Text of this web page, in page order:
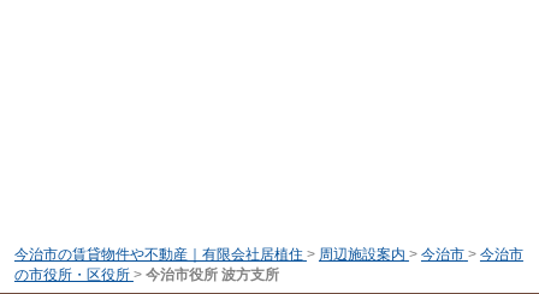
今治市の賃貸物件や不動産｜有限会社居植住 > 周辺施設案内 > 今治市 > 今治市
の市役所・区役所 > 今治市役所 波方支所